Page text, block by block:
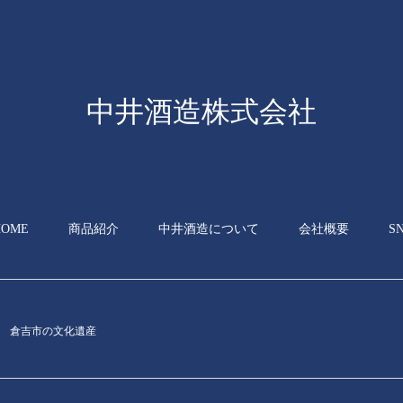
中井酒造株式会社
商品紹介 中井酒造について 会社概要
倉吉市の文化遺産